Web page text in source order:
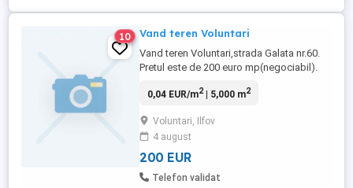
10 Vand teren Voluntari
Vand teren Voluntari,strada Galata nr.60.
Pretul este de 200 euro mp(negociabil).
0,04 EUR/m2| 5,000 m2
Voluntari, Ilfov
4 august
200 EUR
Telefon validat